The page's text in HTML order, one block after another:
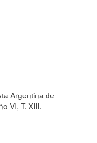
Argentina de
VI, T. XIII.